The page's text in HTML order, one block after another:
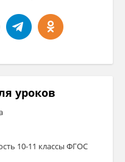
уроков
10-11 классы ФГОС